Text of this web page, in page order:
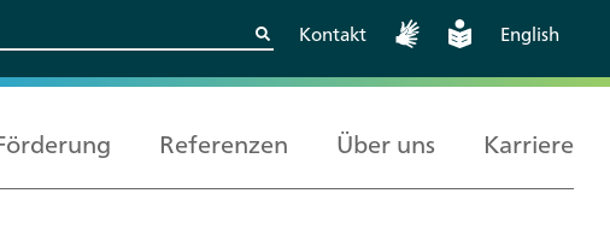
Kontakt English
Referenzen Über uns Karriere